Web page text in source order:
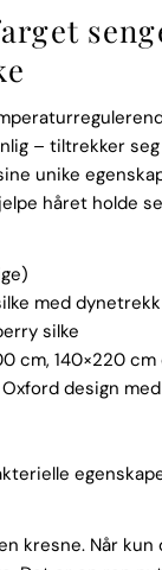
– tiltrekker
unike
håret holde
med
silke
cm, 140×220
design
kresne. Når